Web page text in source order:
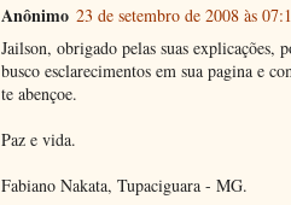
Anônimo 23 de setembro de 2008 às
Jailson, obrigado pelas suas explicações,
busco esclarecimentos em sua pagina e
te abençoe.
Paz e vida.
Fabiano Nakata, Tupaciguara - MG.